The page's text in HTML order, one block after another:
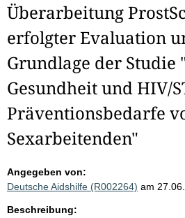
Überarbeitung
erfolgter Evaluation
Grundlage der Studie
Gesundheit und HIV/
Präventionsbedarfe
Sexarbeitenden"
Angegeben von:
Deutsche Aidshilfe (R002264) am
Beschreibung: